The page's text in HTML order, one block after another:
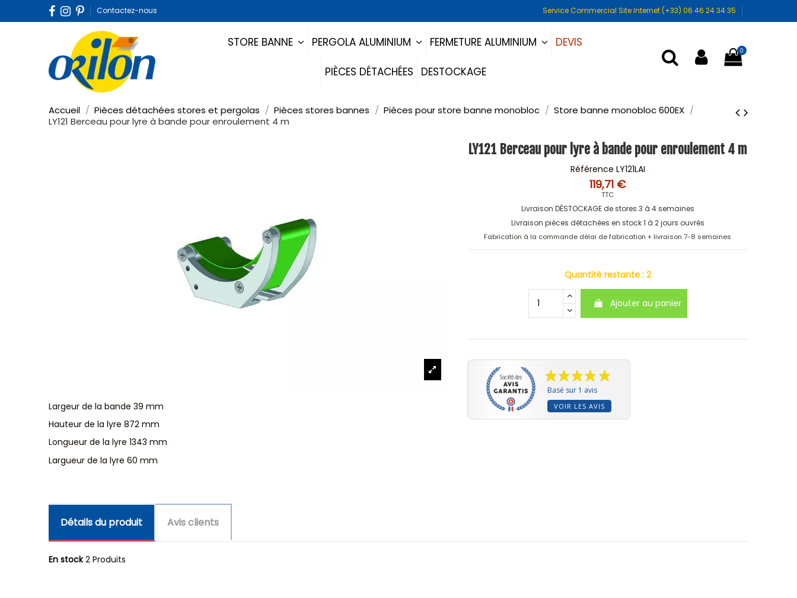
Contactez-nous Service Commercial Site Internet (+33) 06 46 24 34 35
STORE BANNE PERGOLA ALUMINIUM FERMETURE ALUMINIUM DEVIS
PIÈCES DÉTACHÉES DESTOCKAGE
0
Accueil Pièces détachées stores et pergolas Pièces stores bannes Pièces pour store banne monobloc
Store banne monobloc 600EX
LY121 Berceau pour lyre à bande pour enroulement 4 m
Largeur de la bande 39 mm
Hauteur de la lyre 872 mm
Longueur de la lyre 1343 mm
Largueur de la lyre 60 mm
LY121 Berceau pour lyre à bande pour enroulement 4 m
Référence LY121LAI
119,71 €
TTC
Livraison DÉSTOCKAGE de stores 3 à 4 semaines
Livraison pièces détachées en stock 1 à 2 jours ouvrés
Fabrication à la commande délai de fabrication + livraison 7-8 semaines
Quantité restante : 2
Ajouter au panier
Basé sur 1 avis
VOIR LES AVIS
Détails du produit Avis clients
En stock 2 Produits